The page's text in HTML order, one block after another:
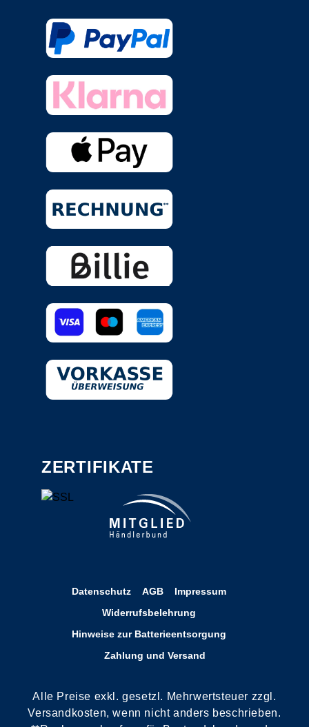
ZERTIFIKATE
Datenschutz AGB
Impressum
Widerrufsbelehrung
Hinweise zur Batterieentsorgung
Zahlung und Versand
Alle Preise exkl. gesetzl. Mehrwertsteuer zzgl.
Versandkosten, wenn nicht anders beschrieben.